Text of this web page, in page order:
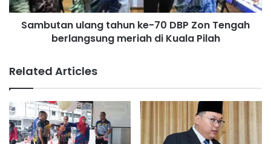
r
1
A
u
t
a
h
u
n
k
Sambutan ulang tahun ke-70 DBP Zon Tengah
berlangsung meriah di Kuala Pilah
Related Articles